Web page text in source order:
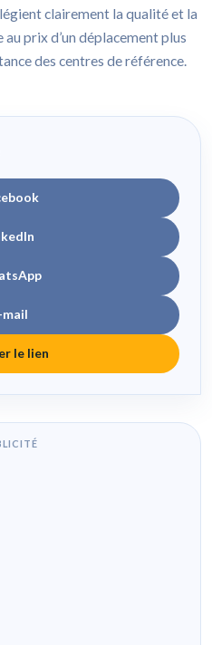
clairement la qualité et la
prix d’un déplacement plus
des centres de référence.
mail
le lien